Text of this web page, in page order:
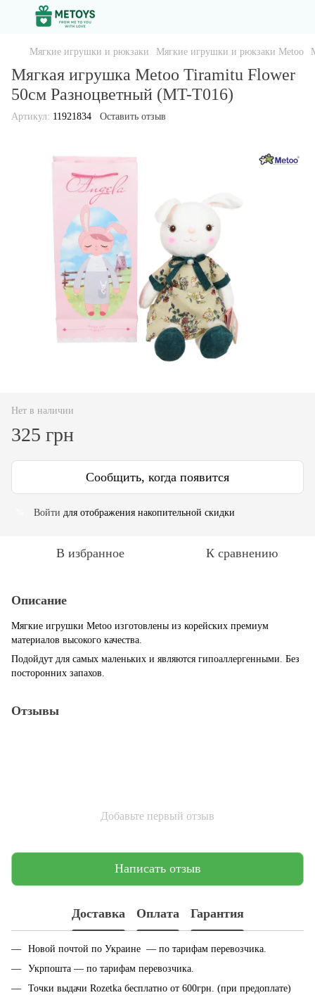
Мягкие игрушки и рюкзаки Мягкие игрушки и рюкзаки Metoo
Мягкая игрушка Metoo Tiramitu Flower
50см Разноцветный (MT-T016)
Артикул: 11921834 Оставить отзыв
Нет в наличии
325 грн
Сообщить, когда появится
Войти для отображения накопительной скидки
В избранное К сравнению
Описание
Мягкие игрушки Metoo изготовлены из корейских премиум
материалов высокого качества.
Подойдут для самых маленьких и являются гипоаллергенными. Без
посторонних запахов.
Отзывы
Добавьте первый отзыв
Написать отзыв
Доставка Оплата Гарантия
Новой почтой по Украине — по тарифам перевозчика.
Укрпошта — по тарифам перевозчика.
Точки выдачи Rozetka бесплатно от 600грн. (при предоплате)